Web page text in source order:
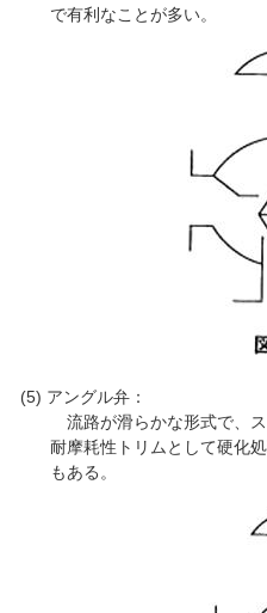
で有利なことが多い。
アングル弁：
流路が滑らかな形式で、ス
耐摩耗性トリムとして硬化
もある。